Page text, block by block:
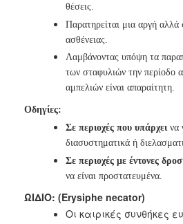
ΑΝΘΕΚΤΙΚΗ
θέσεις.
Παρατηρείται μια αργή αλλά
ασθένειας.
Λαμβάνοντας υπόψη τα
των σταφυλιών την περίοδο
αμπελιών είναι απαραίτητη.
Οδηγίες:
Σε περιοχές που υπάρχει να
διασυστηματικά ή
Σε περιοχές με έντονες
να είναι προστατευμένα.
ΩΙΔΙΟ: (Erysiphe necator)
Οι καιρικές συνθήκες